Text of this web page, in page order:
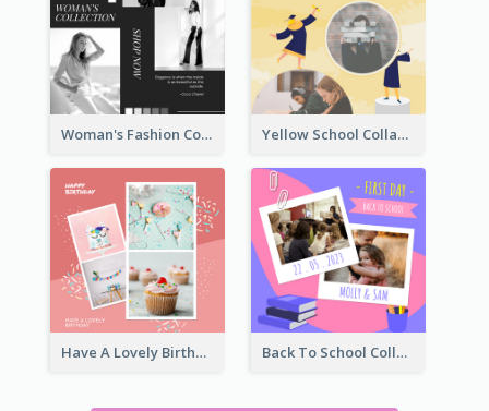
Woman's Fashion Collection Instagram Post Yellow School Collage Instagram Post
Have A Lovely Birthday Instagram Post Back To School Collage Instagram Post